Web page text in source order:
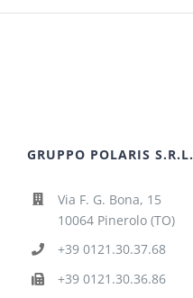
GRUPPO POLARIS S.R.L.
Via F. G. Bona, 15
10064 Pinerolo (TO)
+39 0121.30.37.68
+39 0121.30.36.86